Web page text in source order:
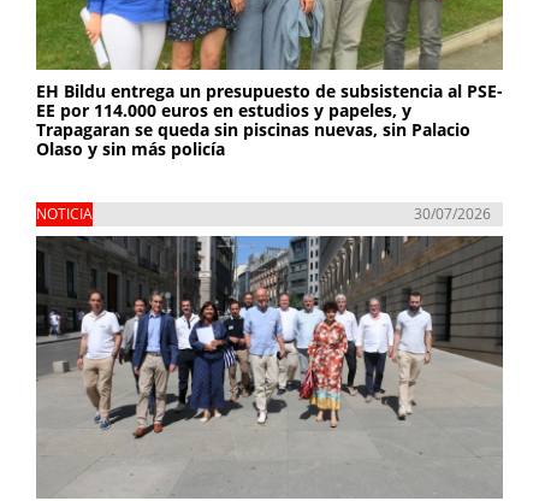
EH Bildu entrega un presupuesto de subsistencia al PSE-
EE por 114.000 euros en estudios y papeles, y
Trapagaran se queda sin piscinas nuevas, sin Palacio
Olaso y sin más policía
NOTICIA 30/07/2026